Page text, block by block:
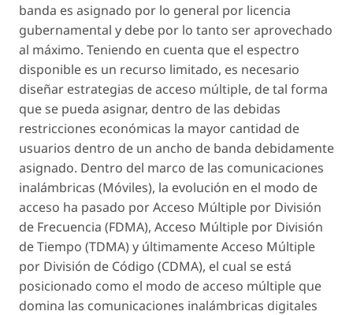
banda es asignado por lo general por licencia
gubernamental y debe por lo tanto ser aprovechado
al máximo. Teniendo en cuenta que el espectro
disponible es un recurso limitado, es necesario
diseñar estrategias de acceso múltiple, de tal forma
que se pueda asignar, dentro de las debidas
restricciones económicas la mayor cantidad de
usuarios dentro de un ancho de banda debidamente
asignado. Dentro del marco de las comunicaciones
inalámbricas (Móviles), la evolución en el modo de
acceso ha pasado por Acceso Múltiple por División
de Frecuencia (FDMA), Acceso Múltiple por División
de Tiempo (TDMA) y últimamente Acceso Múltiple
por División de Código (CDMA), el cual se está
posicionado como el modo de acceso múltiple que
domina las comunicaciones inalámbricas digitales